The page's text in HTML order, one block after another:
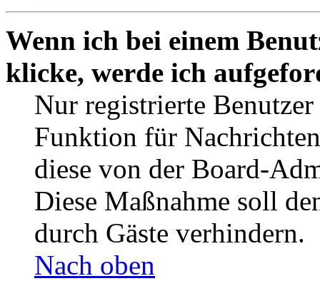
Wenn ich bei einem
klicke, werde ich
Nur registrierte
Funktion für
diese von der Board-
Diese Maßnahme soll
durch Gäste verhindern.
Nach oben